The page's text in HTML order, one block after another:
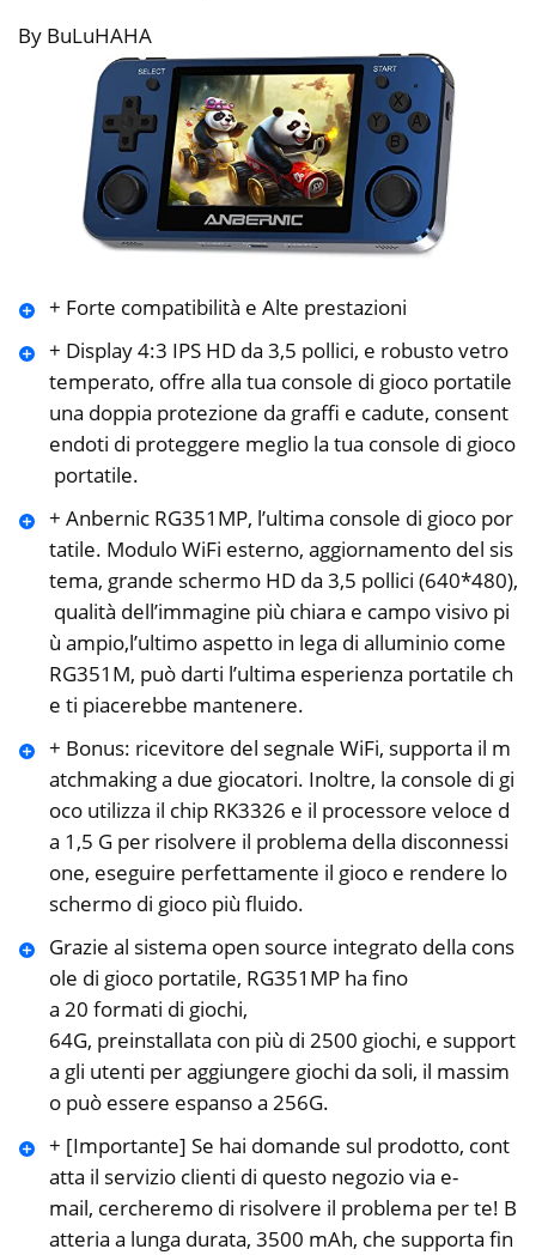
By BuLuHAHA
+ Forte compatibilità e Alte prestazioni
+ Display 4:3 IPS HD da 3,5 pollici, e robusto vetro
temperato, offre alla tua console di gioco portatile
una doppia protezione da graffi e cadute, consent
endoti di proteggere meglio la tua console di gioco
portatile.
+ Anbernic RG351MP, l’ultima console di gioco por
tatile. Modulo WiFi esterno, aggiornamento del sis
tema, grande schermo HD da 3,5 pollici (640*480),
qualità dell’immagine più chiara e campo visivo pi
ù ampio,l’ultimo aspetto in lega di alluminio come
RG351M, può darti l’ultima esperienza portatile ch
e ti piacerebbe mantenere.
+ Bonus: ricevitore del segnale WiFi, supporta il m
atchmaking a due giocatori. Inoltre, la console di gi
oco utilizza il chip RK3326 e il processore veloce d
a 1,5 G per risolvere il problema della disconnessi
one, eseguire perfettamente il gioco e rendere lo
schermo di gioco più fluido.
Grazie al sistema open source integrato della cons
ole di gioco portatile, RG351MP ha fino
a 20 formati di giochi,
64G, preinstallata con più di 2500 giochi, e support
a gli utenti per aggiungere giochi da soli, il massim
o può essere espanso a 256G.
+ [Importante] Se hai domande sul prodotto, cont
atta il servizio clienti di questo negozio via e-
mail, cercheremo di risolvere il problema per te! B
atteria a lunga durata, 3500 mAh, che supporta fin